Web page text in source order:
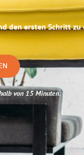
den ersten Schritt zu
von 15 Minuten.